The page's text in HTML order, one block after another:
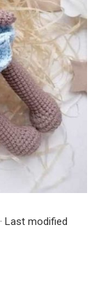
Last modified